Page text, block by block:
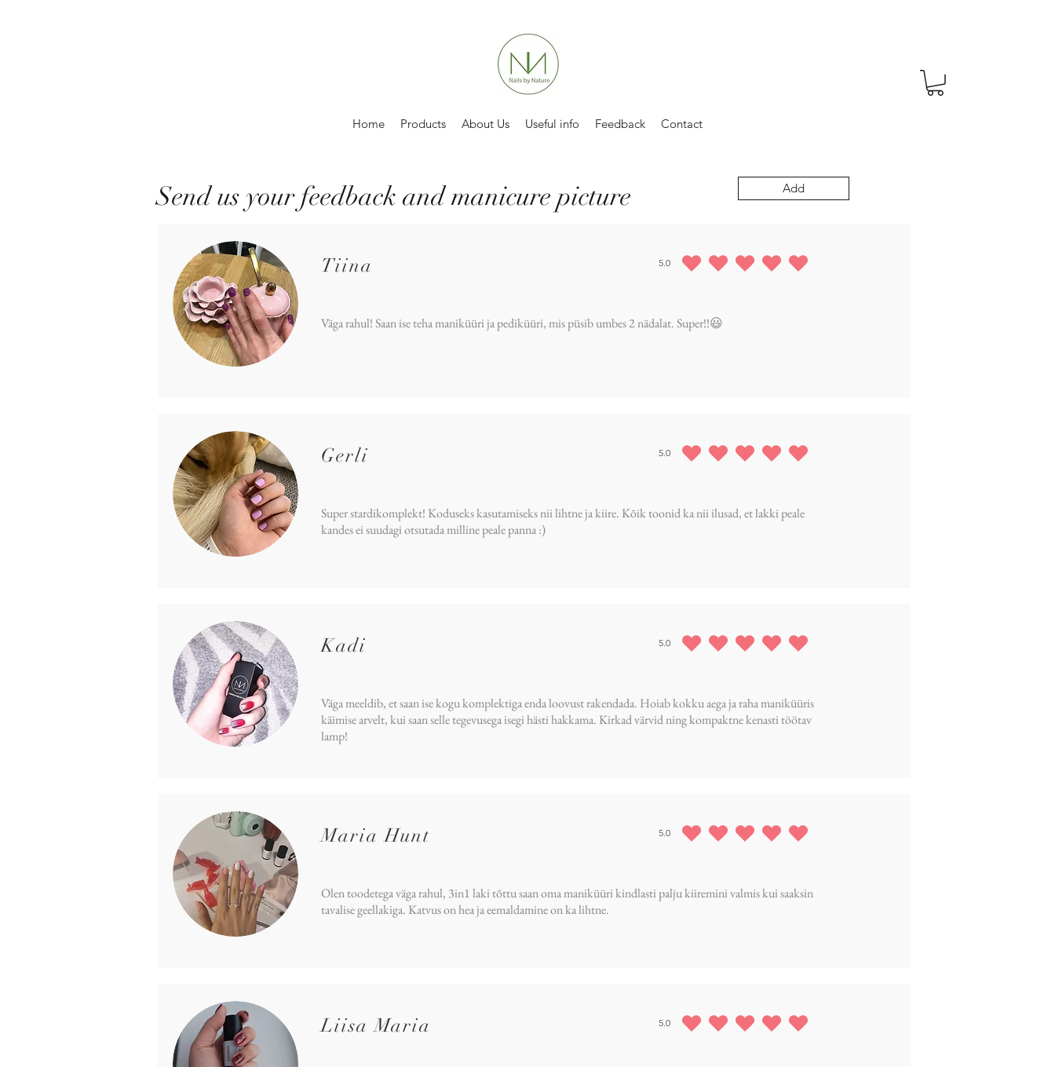
Home Products About Us Useful info Feedback Contact
Send us your feedback and manicure picture Add
Tiina 5.0
average rating is 5 out of 5
Väga rahul! Saan ise teha maniküüri ja pediküüri, mis püsib umbes 2 nädalat. Super!!😃
Gerli 5.0
average rating is 5 out of 5
Super stardikomplekt! Koduseks kasutamiseks nii lihtne ja kiire. Kõik toonid ka nii ilusad, et lakki peale
kandes ei suudagi otsutada milline peale panna :)
Kadi 5.0
average rating is 5 out of 5
Väga meeldib, et saan ise kogu komplektiga enda loovust rakendada. Hoiab kokku aega ja raha maniküüris
käimise arvelt, kui saan selle tegevusega isegi hästi hakkama. Kirkad värvid ning kompaktne kenasti töötav
lamp!
Maria Hunt 5.0
average rating is 5 out of 5
Olen toodetega väga rahul, 3in1 laki tõttu saan oma maniküüri kindlasti palju kiiremini valmis kui saaksin
tavalise geellakiga. Katvus on hea ja eemaldamine on ka lihtne.
Liisa Maria 5.0
average rating is 5 out of 5